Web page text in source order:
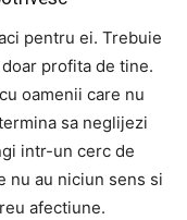
pentru ei. Trebuie
profita de tine.
oamenii care nu
sa neglijezi
intr-un cerc de
nu au niciun sens si
afectiune.